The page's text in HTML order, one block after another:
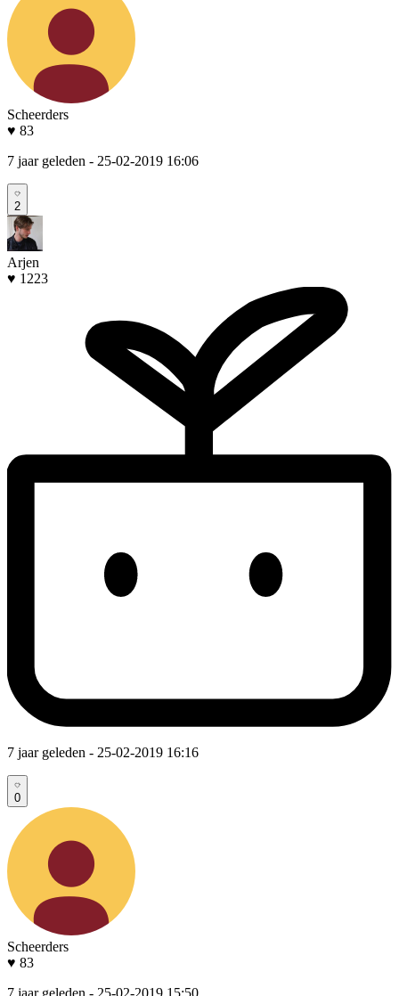
Scheerders
♥ 83
7 jaar geleden - 25-02-2019 16:06
2
Arjen
♥ 1223
7 jaar geleden - 25-02-2019 16:16
0
Scheerders
♥ 83